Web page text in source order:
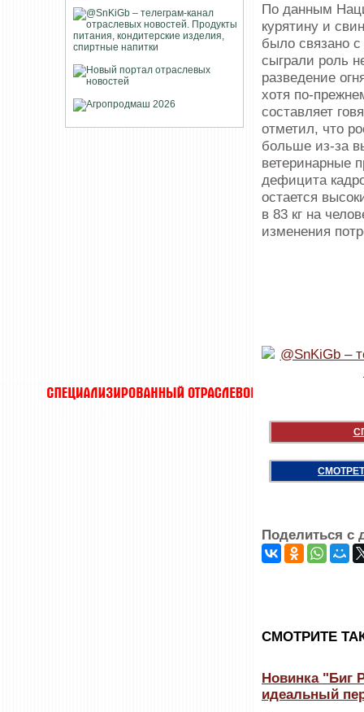
По данным
курятину и
было связано
сыграли роль
разведение
хотя по-
составляет
отметил, что
больше из-за
ветеринарные
дефицита
остается
в 83 кг на
изменения
Поделиться с
CМОТРИТЕ
Новинка "Биг
идеальный